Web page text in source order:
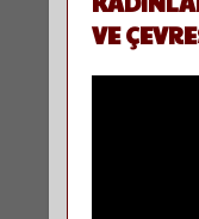
VE